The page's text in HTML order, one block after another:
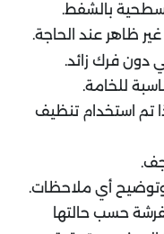
السطحية بالشفط.
ظاهر عند الحاجة.
دون فرك زائد.
للخامة.
تم استخدام تنظيف
وتوضيح أي ملاحظات.
حسب حالتها